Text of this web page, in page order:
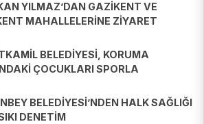
YILMAZ’DAN GAZİKENT VE
MAHALLELERİNE ZİYARET
BELEDİYESİ, KORUMA
ÇOCUKLARI SPORLA
BELEDİYESİ’NDEN HALK SAĞLIĞI
DENETİM